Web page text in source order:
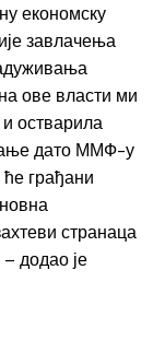
економску
завлачења
ове власти ми
остварила
дато ММФ-у
ће грађани
странаца
додао је